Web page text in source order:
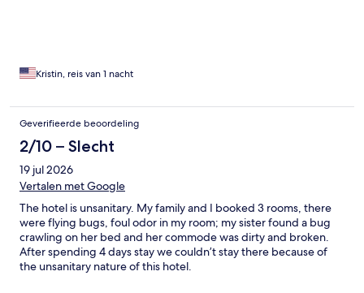
Kristin, reis van 1 nacht
Geverifieerde beoordeling
2/10 – Slecht
19 jul 2026
Vertalen met Google
The hotel is unsanitary. My family and I booked 3 rooms, there
were flying bugs, foul odor in my room; my sister found a bug
crawling on her bed and her commode was dirty and broken.
After spending 4 days stay we couldn’t stay there because of
the unsanitary nature of this hotel.